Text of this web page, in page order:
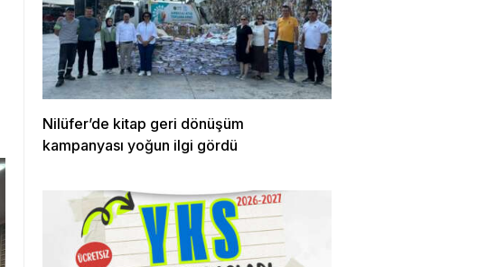
Nilüfer’de kitap geri dönüşüm
kampanyası yoğun ilgi gördü